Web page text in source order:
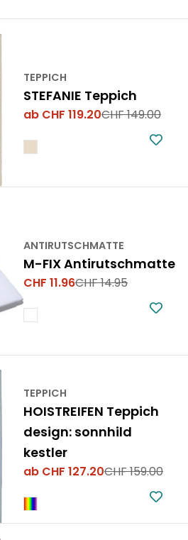
TEPPICH
STEFANIE Teppich
Verkaufspreis
ab CHF 119.20
Regulärer
CHF 149.00
ANTIRUTSCHMATTE
M-FIX Antirutschmatte
Verkaufspreis
CHF 11.96
RegulärerCHF 14.95
TEPPICH
HOISTREIFEN Teppich
design: sonnhild
kestler
Verkaufspreis
ab CHF 127.20
Regulärer
CHF 159.00